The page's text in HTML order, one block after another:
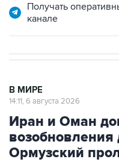
Получать
канале
В МИРЕ
14:11, 6 августа 2026
Иран и Оман
Ормузский